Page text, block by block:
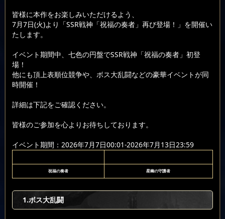
皆様に本作をお楽しみいただけるよう、
7月7日(火)より「SSR戦神「祝福の奏者」再び登場！」を開催い
たします。
イベント期間中、七色の円盤でSSR戦神「祝福の奏者」初登
場！
他にも頂上表順位競争や、ボス大乱闘などの豪華イベントが同
時開催！
詳細は下記をご確認ください。
皆様のご参加を心よりお待ちしております。
イベント期間：2026年7月7日00:01-2026年7月13日23:59
祝福の奏者 星幽の守護者
1.ボス大乱闘